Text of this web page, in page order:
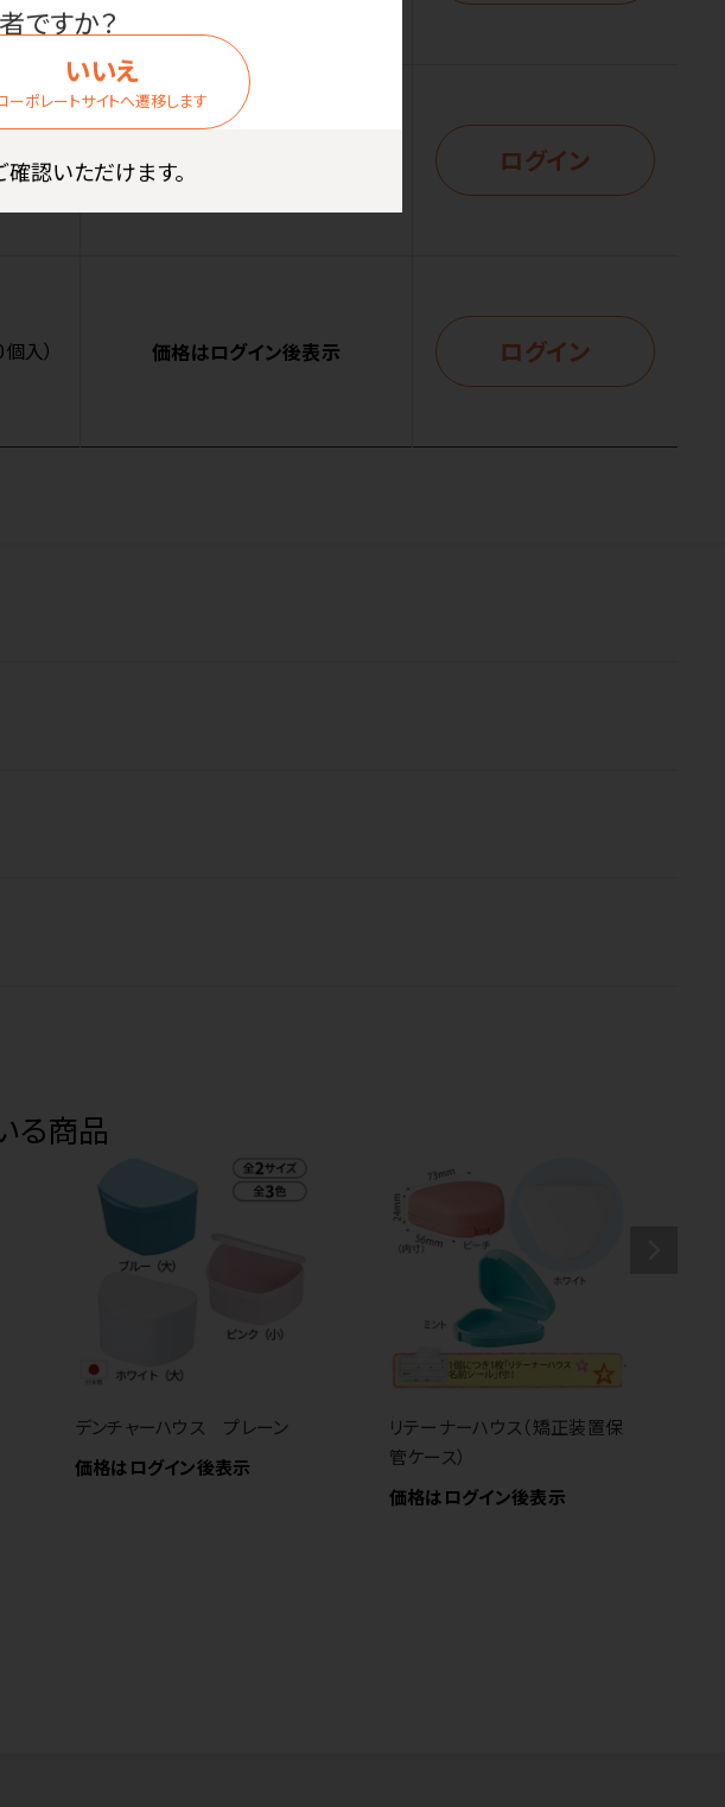
ですか？
いいえ
ーポレートサイトへ遷移します
認いただけます。
入） 価格はログイン後表示 ログイン
入） 価格はログイン後表示 ログイン
る商品
デンチャーハウス プレーン
価格はログイン後表示
リテーナーハウス（矯正装置保
管ケース）
価格はログイン後表示